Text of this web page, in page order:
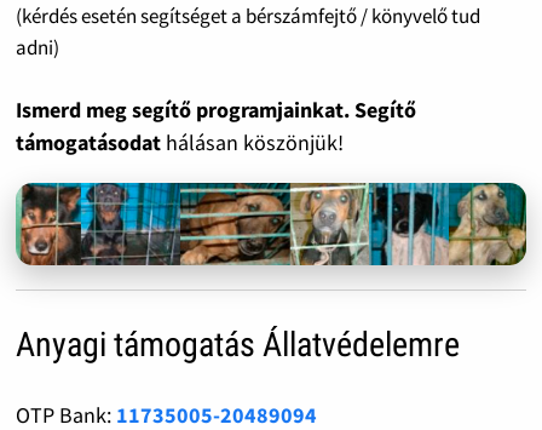
(kérdés esetén segítséget a bérszámfejtő / könyvelő tud
adni)
Ismerd meg segítő programjainkat. Segítő
támogatásodat hálásan köszönjük!
Anyagi támogatás Állatvédelemre
OTP Bank: 11735005-20489094